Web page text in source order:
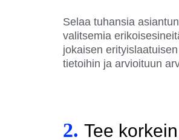
Selaa tuhansia
valitsemia
jokaisen
tietoihin ja arvioituun
2. Tee